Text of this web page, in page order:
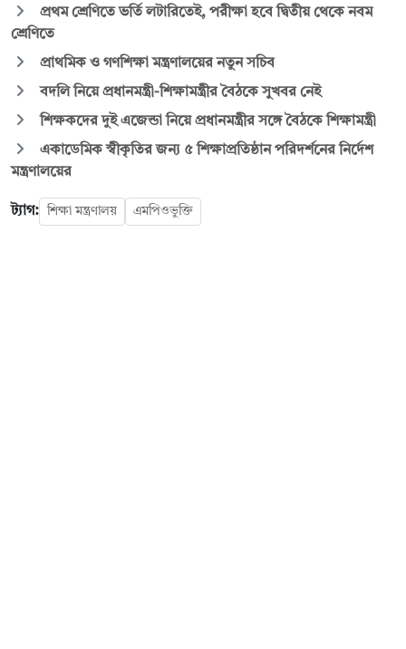
প্রথম শ্রেণিতে ভর্তি লটারিতেই, পরীক্ষা হবে দ্বিতীয় থেকে নবম
শ্রেণিতে
প্রাথমিক ও গণশিক্ষা মন্ত্রণালয়ের নতুন সচিব
বদলি নিয়ে প্রধানমন্ত্রী-শিক্ষামন্ত্রীর বৈঠকে সুখবর নেই
শিক্ষকদের দুই এজেন্ডা নিয়ে প্রধানমন্ত্রীর সঙ্গে বৈঠকে শিক্ষামন্ত্রী
একাডেমিক স্বীকৃতির জন্য ৫ শিক্ষাপ্রতিষ্ঠান পরিদর্শনের নির্দেশ
মন্ত্রণালয়ের
ট্যাগ: শিক্ষা মন্ত্রণালয় এমপিওভুক্তি